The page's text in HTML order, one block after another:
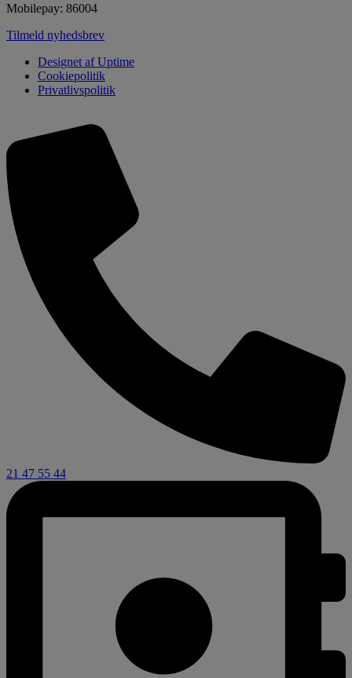
Mobilepay: 86004
Tilmeld nyhedsbrev
Designet af Uptime
Cookiepolitik
Privatlivspolitik
21 47 55 44